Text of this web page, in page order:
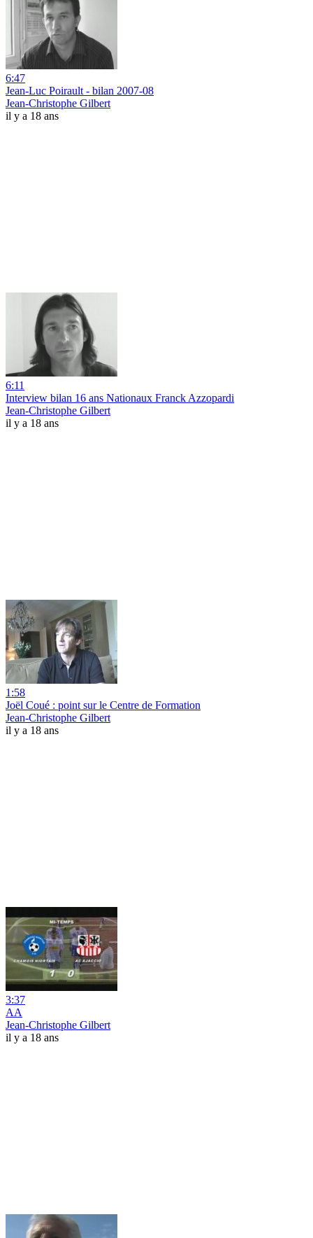
6:47
Jean-Luc Poirault - bilan 2007-08
Jean-Christophe Gilbert
il y a 18 ans
6:11
Interview bilan 16 ans Nationaux Franck Azzopardi
Jean-Christophe Gilbert
il y a 18 ans
1:58
Joël Coué : point sur le Centre de Formation
Jean-Christophe Gilbert
il y a 18 ans
3:37
AA
Jean-Christophe Gilbert
il y a 18 ans